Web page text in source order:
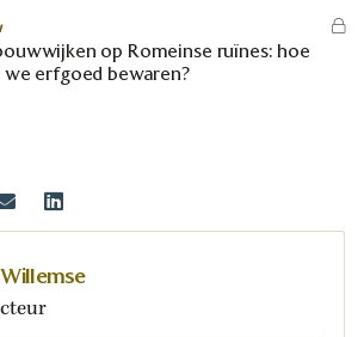
op Romeinse ruïnes: hoe
we erfgoed bewaren?
Willemse